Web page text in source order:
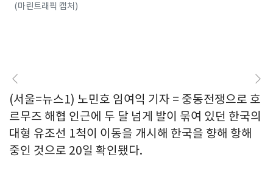
(마린트래픽 캡처)
(서울=뉴스1) 노민호 임여익 기자 = 중동전쟁으로 호
르무즈 해협 인근에 두 달 넘게 발이 묶여 있던 한국의
대형 유조선 1척이 이동을 개시해 한국을 향해 항해
중인 것으로 20일 확인됐다.